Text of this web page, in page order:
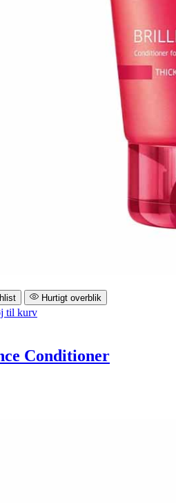
Hurtigt overblik
til kurv
Conditioner